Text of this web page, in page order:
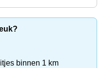
binnen 1 km